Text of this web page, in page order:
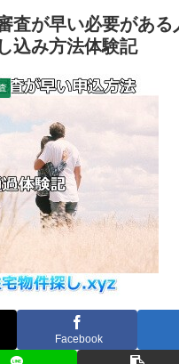
査が早い必要がある
込み方法体験記
Facebook